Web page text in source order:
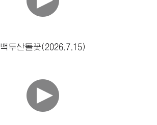
백두산돌꽃(2026.7.15)